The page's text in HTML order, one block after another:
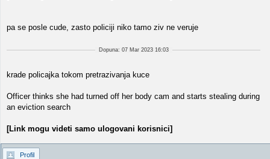
pa se posle cude, zasto policiji niko tamo ziv ne veruje
Dopuna: 07 Mar 2023 16:03
krade policajka tokom pretrazivanja kuce
Officer thinks she had turned off her body cam and starts stealing during
an eviction search
[Link mogu videti samo ulogovani korisnici]
Profil